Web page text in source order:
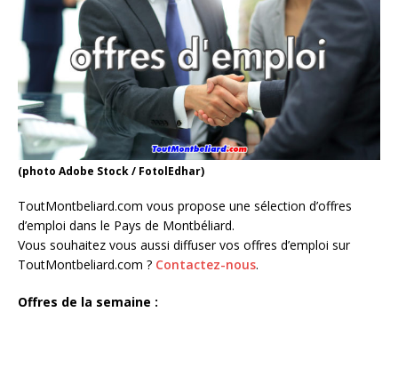
(photo Adobe Stock / FotolEdhar)
ToutMontbeliard.com vous propose une sélection d’offres
d’emploi dans le Pays de Montbéliard.
Vous souhaitez vous aussi diffuser vos offres d’emploi sur
ToutMontbeliard.com ? Contactez-nous.
Offres de la semaine :